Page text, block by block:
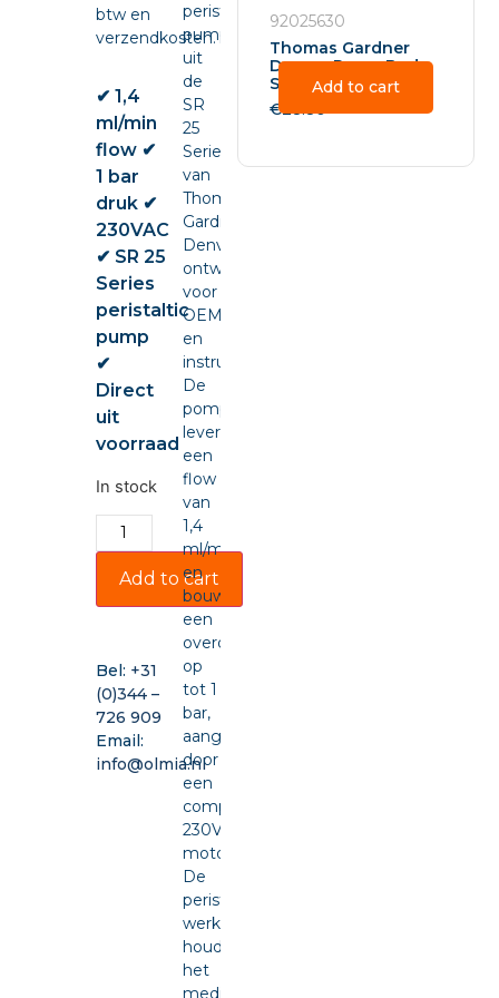
btw en
verzendkosten.
✔ 1,4
ml/min
flow ✔
1 bar
druk ✔
230VAC
✔ SR 25
Series
peristaltic
pump
✔
Direct
uit
voorraad
In stock
Add to cart
Bel: +31
(0)344 –
726 909
Email:
info@olmia.nl
peristaltic
pump
uit
de
SR
25
Series
van
Thomas
Gardner
Denver,
ontwikkeld
voor
OEM-
en
instrumentintegratie.
De
pomp
levert
een
flow
van
1,4
ml/min
en
bouwt
een
overdruk
op
tot 1
bar,
aangedreven
door
een
compacte
230VAC-
motor.
De
peristaltische
werking
houdt
het
medium
92025630
Thomas Gardner
Denver Pump Body
SR25 – 92025630
€28.80
Add to cart